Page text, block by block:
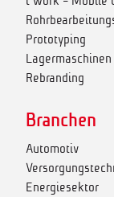
Prototyping
Lagermaschinen
Rebranding
Branchen
Automotiv
Energiesektor